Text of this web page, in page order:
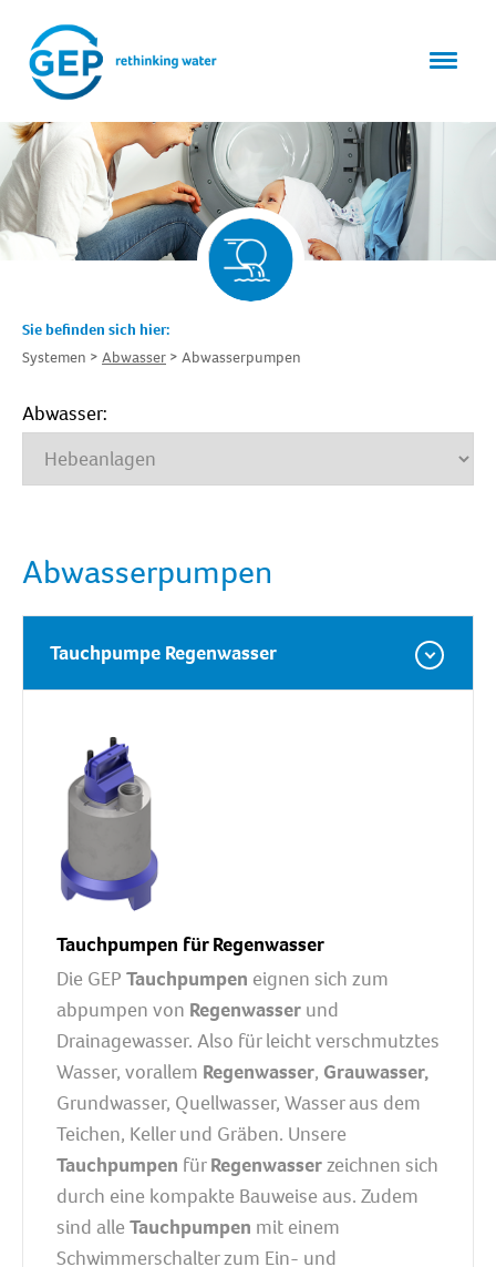
Sie befinden sich hier:
Systemen
Abwasser Abwasserpumpen
Abwasser:
Abwasserpumpen
Tauchpumpe Regenwasser
Tauchpumpen für Regenwasser
Die GEP Tauchpumpen eignen sich zum
abpumpen von Regenwasser und
Drainagewasser. Also für leicht verschmutztes
Wasser, vorallem Regenwasser, Grauwasser,
Grundwasser, Quellwasser, Wasser aus dem
Teichen, Keller und Gräben. Unsere
Tauchpumpen fürRegenwasserzeichnen sich
durch eine kompakte Bauweise aus. Zudem
sind alle Tauchpumpen mit einem
Schwimmerschalter zum Ein- und